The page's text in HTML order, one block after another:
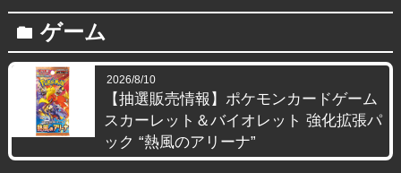
folder ゲーム
2026/8/10
【抽選販売情報】ポケモンカードゲーム
スカーレット＆バイオレット 強化拡張パ
ック “熱風のアリーナ”